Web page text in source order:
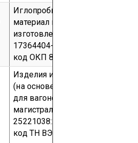
Иглопробивной трудногорючий
материал марки «АВИКС-АОМ»,
изготовленный по ТУ 8397-007-
17364404-03
код ОКП 83 9791
Изделия из стеклопластика
(на основе полиэфирных смол)
для вагонов пассажирских
магистральных по ТУ 3183-020-
25221038:2008
код ТН ВЭД 3916 00 000 0